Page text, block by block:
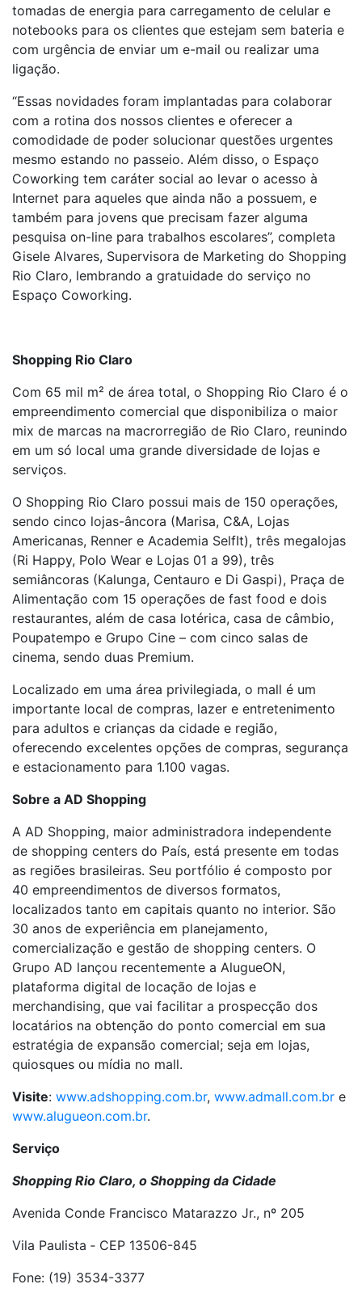
tomadas de energia para carregamento de celular e
notebooks para os clientes que estejam sem bateria e
com urgência de enviar um e-mail ou realizar uma
ligação.
“Essas novidades foram implantadas para colaborar
com a rotina dos nossos clientes e oferecer a
comodidade de poder solucionar questões urgentes
mesmo estando no passeio. Além disso, o Espaço
Coworking tem caráter social ao levar o acesso à
Internet para aqueles que ainda não a possuem, e
também para jovens que precisam fazer alguma
pesquisa on-line para trabalhos escolares”, completa
Gisele Alvares, Supervisora de Marketing do Shopping
Rio Claro, lembrando a gratuidade do serviço no
Espaço Coworking.
Shopping Rio Claro
Com 65 mil m² de área total, o Shopping Rio Claro é o
empreendimento comercial que disponibiliza o maior
mix de marcas na macrorregião de Rio Claro, reunindo
em um só local uma grande diversidade de lojas e
serviços.
O Shopping Rio Claro possui mais de 150 operações,
sendo cinco lojas-âncora (Marisa, C&A, Lojas
Americanas, Renner e Academia SelfIt), três megalojas
(Ri Happy, Polo Wear e Lojas 01 a 99), três
semiâncoras (Kalunga, Centauro e Di Gaspi), Praça de
Alimentação com 15 operações de fast food e dois
restaurantes, além de casa lotérica, casa de câmbio,
Poupatempo e Grupo Cine – com cinco salas de
cinema, sendo duas Premium.
Localizado em uma área privilegiada, o mall é um
importante local de compras, lazer e entretenimento
para adultos e crianças da cidade e região,
oferecendo excelentes opções de compras, segurança
e estacionamento para 1.100 vagas.
Sobre a AD Shopping
A AD Shopping, maior administradora independente
de shopping centers do País, está presente em todas
as regiões brasileiras. Seu portfólio é composto por
40 empreendimentos de diversos formatos,
localizados tanto em capitais quanto no interior. São
30 anos de experiência em planejamento,
comercialização e gestão de shopping centers. O
Grupo AD lançou recentemente a AlugueON,
plataforma digital de locação de lojas e
merchandising, que vai facilitar a prospecção dos
locatários na obtenção do ponto comercial em sua
estratégia de expansão comercial; seja em lojas,
quiosques ou mídia no mall.
Visite: www.adshopping.com.br, www.admall.com.br e
www.alugueon.com.br.
Serviço
Shopping Rio Claro, o Shopping da Cidade
Avenida Conde Francisco Matarazzo Jr., nº 205
Vila Paulista ‑ CEP 13506-845
Fone: (19) 3534-3377